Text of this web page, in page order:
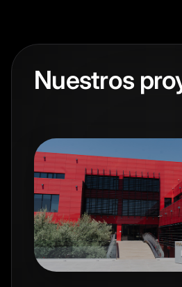
Nuestros